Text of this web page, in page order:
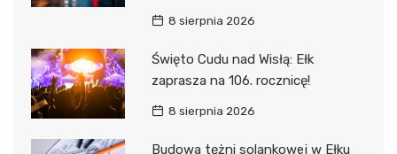
8 sierpnia 2026
Święto Cudu nad Wisłą: Ełk
zaprasza na 106. rocznicę!
8 sierpnia 2026
Budowa tężni solankowej w Ełku